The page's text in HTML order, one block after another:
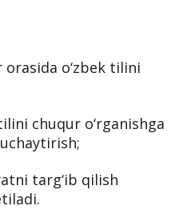
orasida o‘zbek tilini
chuqur o‘rganishga
targ‘ib qilish